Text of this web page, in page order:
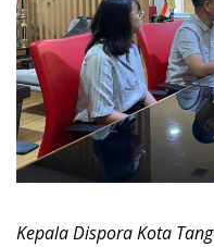
Kepala Dispora Kota